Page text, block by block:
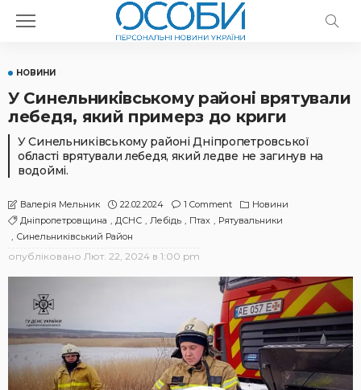
НОВИНИ
У Синельниківському районі врятували
лебедя, який примерз до криги
У Синельниківському районі Дніпропетровської
області врятували лебедя, який ледве не загинув на
водоймі.
Валерія Мельник 22.02.2024 1 Comment
Новини
Дніпропетровщина
ДСНС Лебідь Птах
Рятувальники
Синельниківський Район
опубліковано Лют. 22, 2024 в 1:00 pm